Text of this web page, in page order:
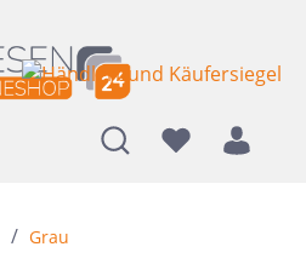
/ Grau